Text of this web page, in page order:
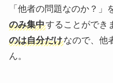
「他者の問題なのか？」
のみ集中することができ
のは自分だけなので、他
ん。